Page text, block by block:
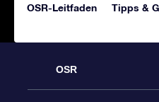
OSR-Leitfaden Tipps &
OSR